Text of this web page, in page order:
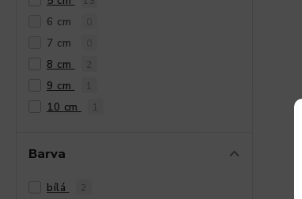
6 cm
7 cm
8 cm 2
9 cm 1
10 cm 1
Barva
bílá 2